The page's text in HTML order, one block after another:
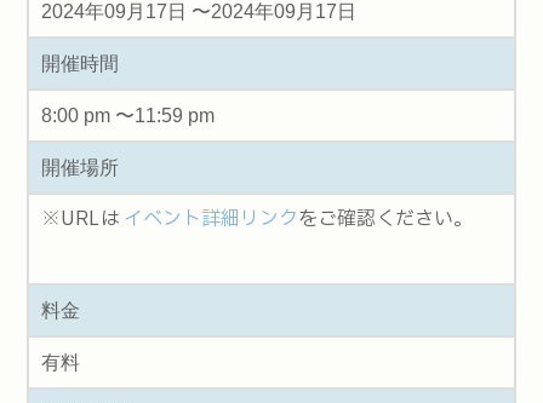
2024年09月17日 〜2024年09月17日
開催時間
8:00 pm 〜11:59 pm
開催場所
※URLは イベント詳細リンクをご確認ください。
料金
有料